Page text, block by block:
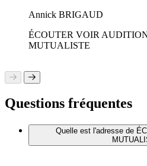
Annick BRIGAUD
ÉCOUTER VOIR
MUTUALISTE
Questions fréquentes
Quelle est l'adresse de